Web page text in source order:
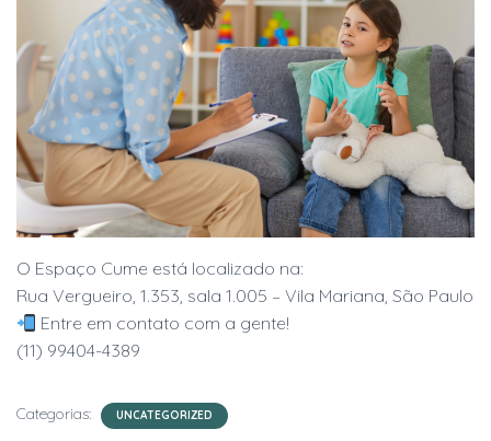
O Espaço Cume está localizado na:
Rua Vergueiro, 1.353, sala 1.005 – Vila Mariana, São Paulo
Entre em contato com a gente!
(11) 99404-4389
Categorias: UNCATEGORIZED